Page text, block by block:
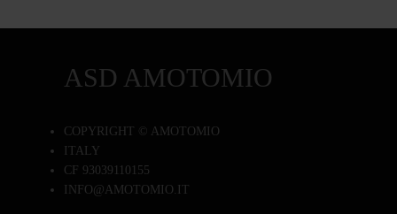
ASD AMOTOMIO
COPYRIGHT © AMOTOMIO
ITALY
CF 93039110155
INFO@AMOTOMIO.IT